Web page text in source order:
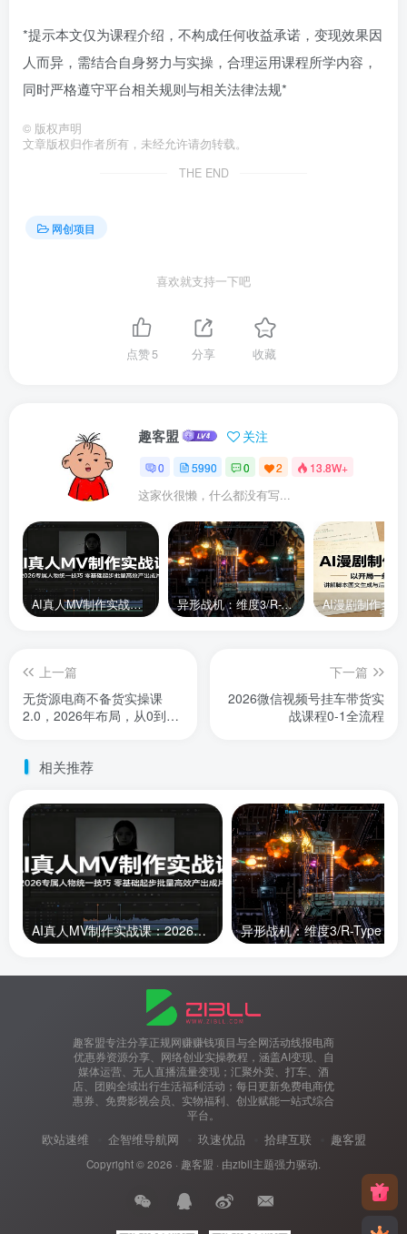
*提示本文仅为课程介绍，不构成任何收益承诺，变现效果因
人而异，需结合自身努力与实操，合理运用课程所学内容，
同时严格遵守平台相关规则与相关法律法规*
© 版权声明
文章版权归作者所有，未经允许请勿转载。
THE END
网创项目
喜欢就支持一下吧
点赞5 分享 收藏
趣客盟 关注
0 5990 0 2 13.8W+
这家伙很懒，什么都没有写...
AI真人MV制作实战课：2026专属人物统一技巧，零基础起步批量高效产出成片 异形战机：维度3/R-Type Dimensions III
上一篇
无货源电商不备货实操课
2.0，2026年布局，从0到1
下一篇
2026微信视频号挂车带货实
战课程0-1全流程
相关推荐
AI真人MV制作实战课：2026专属人物统一技巧，零基础起步批量高效产出成片
趣客盟专注分享正规网赚赚钱项目与全网活动线报电商
优惠券资源分享、网络创业实操教程，涵盖AI变现、自
媒体运营、无人直播流量变现；汇聚外卖、打车、酒
店、团购全域出行生活福利活动；每日更新免费电商优
惠券、免费影视会员、实物福利、创业赋能一站式综合
平台。
欧站速维 企智维导航网 玖速优品 拾肆互联 趣客盟
Copyright © 2026 · 趣客盟 · 由zibll主题强力驱动.